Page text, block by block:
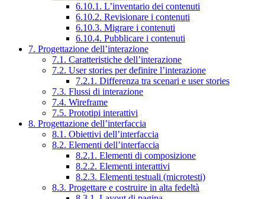
6.10.1. L’inventario dei contenuti
6.10.2. Revisionare i contenuti
6.10.3. Migrare i contenuti
6.10.4. Pubblicare i contenuti
7. Progettazione dell’interazione
7.1. Caratteristiche dell’interazione
7.2. User stories per definire l’interazione
7.2.1. Differenza tra scenari e user stories
7.3. Flussi di interazione
7.4. Wireframe
7.5. Prototipi interattivi
8. Progettazione dell’interfaccia
8.1. Obiettivi dell’interfaccia
8.2. Elementi dell’interfaccia
8.2.1. Elementi di composizione
8.2.2. Elementi interattivi
8.2.3. Elementi testuali (microtesti)
8.3. Progettare e costruire in alta fedeltà